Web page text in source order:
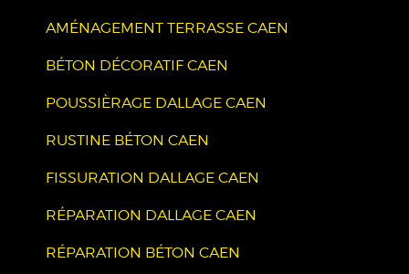
AMÉNAGEMENT TERRASSE CAEN
BÉTON DÉCORATIF CAEN
POUSSIÈRAGE DALLAGE CAEN
RUSTINE BÉTON CAEN
FISSURATION DALLAGE CAEN
RÉPARATION DALLAGE CAEN
RÉPARATION BÉTON CAEN